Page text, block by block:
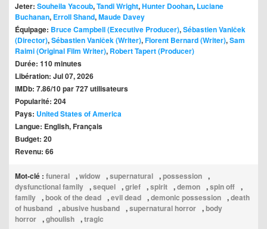
Jeter: Souheila Yacoub,Tandi Wright,Hunter Doohan, Luciane
Buchanan, Erroll Shand,Maude Davey
Équipage: Bruce Campbell (Executive Producer),Sébastien Vaniček
(Director),Sébastien Vaniček (Writer),Florent Bernard (Writer),Sam
Raimi (Original Film Writer), Robert Tapert (Producer)
Durée: 110 minutes
Libération: Jul 07, 2026
IMDb: 7.86/10 par 727 utilisateurs
Popularité: 204
Pays: United States of America
Langue: English, Français
Budget: 20
Revenu: 66
Mot-clé : funeral ,widow ,supernatural ,possession ,
dysfunctional family ,sequel ,grief ,spirit ,demon ,spin off ,
family ,book of the dead ,evil dead ,demonic possession ,death
of husband ,abusive husband ,supernatural horror ,body
horror ,ghoulish ,tragic